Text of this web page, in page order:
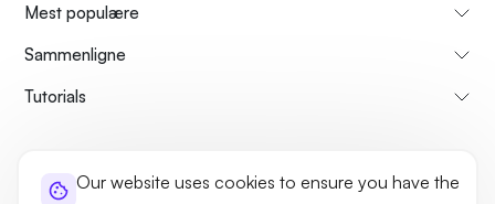
Our website uses cookies to ensure you have the
Mest populære
Sammenligne
Tutorials
Privacy PolicyLegalSitemap